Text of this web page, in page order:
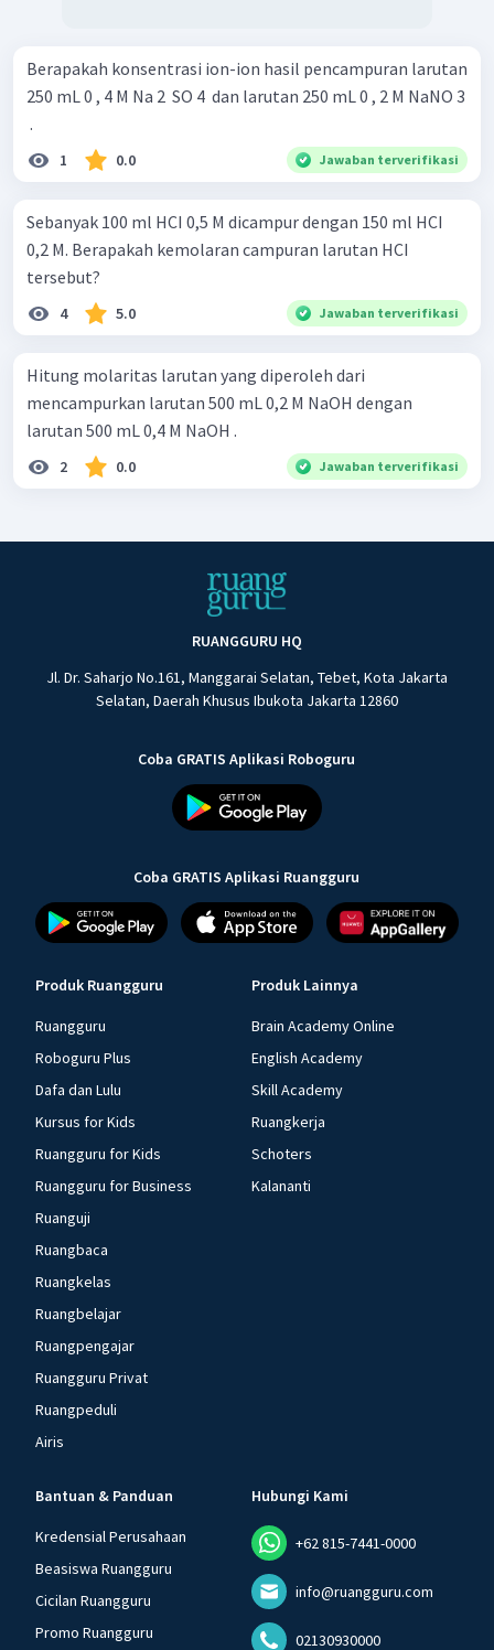
Berapakah konsentrasi ion-ion hasil pencampuran larutan
250 mL 0 , 4 M Na 2 ​ SO 4 ​ dan larutan 250 mL 0 , 2 M NaNO 3
​ .
1 0.0 Jawaban terverifikasi
Sebanyak 100 ml HCI 0,5 M dicampur dengan 150 ml HCI
0,2 M. Berapakah kemolaran campuran larutan HCI
tersebut?
4 5.0 Jawaban terverifikasi
Hitung molaritas larutan yang diperoleh dari
mencampurkan larutan 500 mL 0,2 M NaOH dengan
larutan 500 mL 0,4 M NaOH .
2 0.0 Jawaban terverifikasi
RUANGGURU HQ
Jl. Dr. Saharjo No.161, Manggarai Selatan, Tebet, Kota Jakarta
Selatan, Daerah Khusus Ibukota Jakarta 12860
Coba GRATIS Aplikasi Roboguru
Coba GRATIS Aplikasi Ruangguru
Produk Ruangguru
Ruangguru
Roboguru Plus
Dafa dan Lulu
Kursus for Kids
Ruangguru for Kids
Ruangguru for Business
Ruanguji
Ruangbaca
Ruangkelas
Ruangbelajar
Ruangpengajar
Ruangguru Privat
Ruangpeduli
Airis
Produk Lainnya
Brain Academy Online
English Academy
Skill Academy
Ruangkerja
Schoters
Kalananti
Bantuan & Panduan
Kredensial Perusahaan
Beasiswa Ruangguru
Cicilan Ruangguru
Promo Ruangguru
Hubungi Kami
+62 815-7441-0000
info@ruangguru.com
02130930000